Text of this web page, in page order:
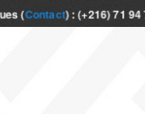
(Contact) : (+216) 71